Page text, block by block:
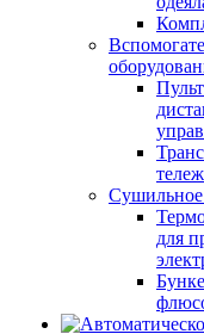
Сушильное
для